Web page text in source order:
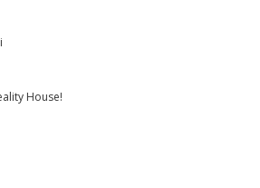
House!